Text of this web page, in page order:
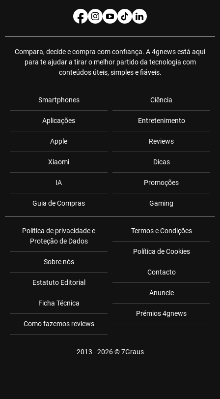
Compara, decide e compra com confiança. A 4gnews está aqui
para te ajudar a tirar o melhor partido da tecnologia com
conteúdos úteis, simples e fiáveis.
Smartphones
Aplicações
Apple
Xiaomi
IA
Guia de Compras
Ciência
Entretenimento
Reviews
Dicas
Promoções
Gaming
Política de privacidade e
Proteção de Dados
Sobre nós
Estatuto Editorial
Ficha Técnica
Como fazemos reviews
Termos e Condições
Política de Cookies
Contacto
Anuncie
Prémios 4gnews
2013 - 2026 ©7Graus